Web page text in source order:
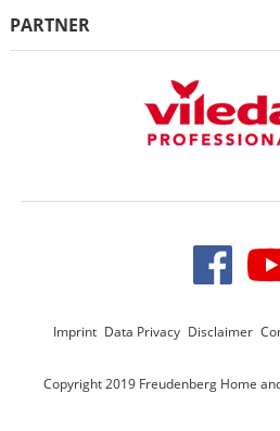
PARTNER
Copyright 2019 Freudenberg Home
Imprint Data Privacy Disclaimer